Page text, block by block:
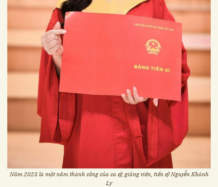
Năm 2023 là một năm thành công của ca sỹ, giảng viên, tiến sỹ Nguyễn Khánh
Ly